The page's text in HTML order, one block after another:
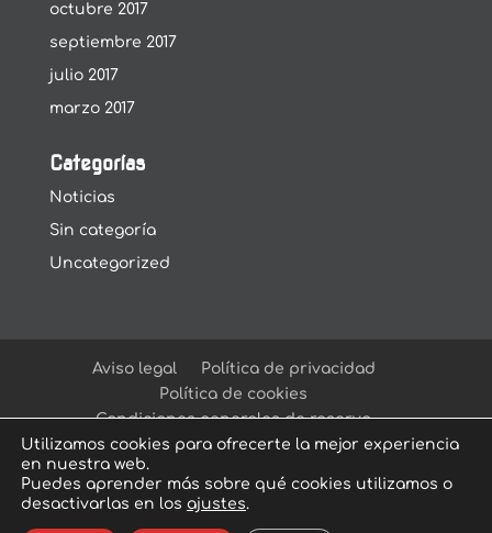
octubre 2017
septiembre 2017
julio 2017
marzo 2017
Categorías
Noticias
Sin categoría
Uncategorized
Aviso legal
Política de privacidad
Política de cookies
Condiciones generales de reserva
© Arcadia Escape Room| Escape Room en
Utilizamos cookies para ofrecerte la mejor experiencia
en nuestra web.
Puedes aprender más sobre qué cookies utilizamos o
desactivarlas en los ajustes.